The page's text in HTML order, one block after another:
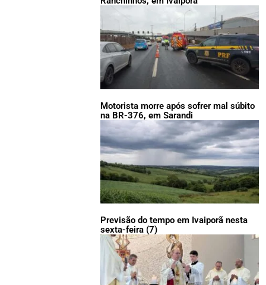
Motorista morre após sofrer mal súbito
na BR-376, em Sarandi
Previsão do tempo em Ivaiporã nesta
sexta-feira (7)